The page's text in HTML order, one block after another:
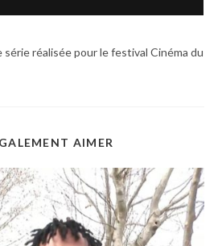
série réalisée pour le festival Cinéma du
AIMER